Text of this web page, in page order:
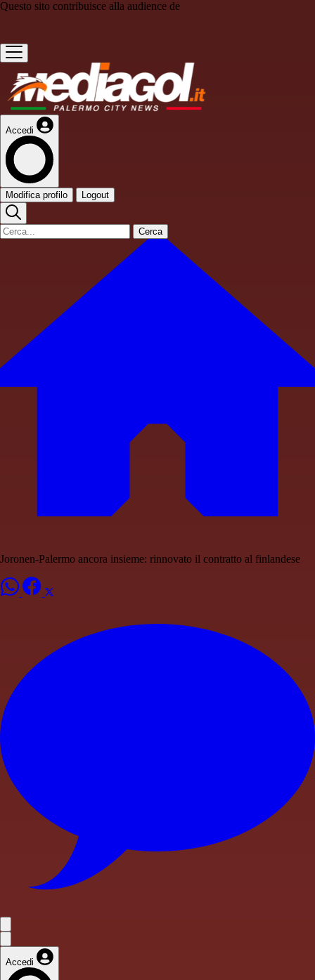
Questo sito contribuisce alla audience de
Accedi
Modifica profilo Logout
Cerca
Joronen-Palermo ancora insieme: rinnovato il contratto al finlandese
Accedi